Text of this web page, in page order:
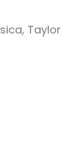
Taylor